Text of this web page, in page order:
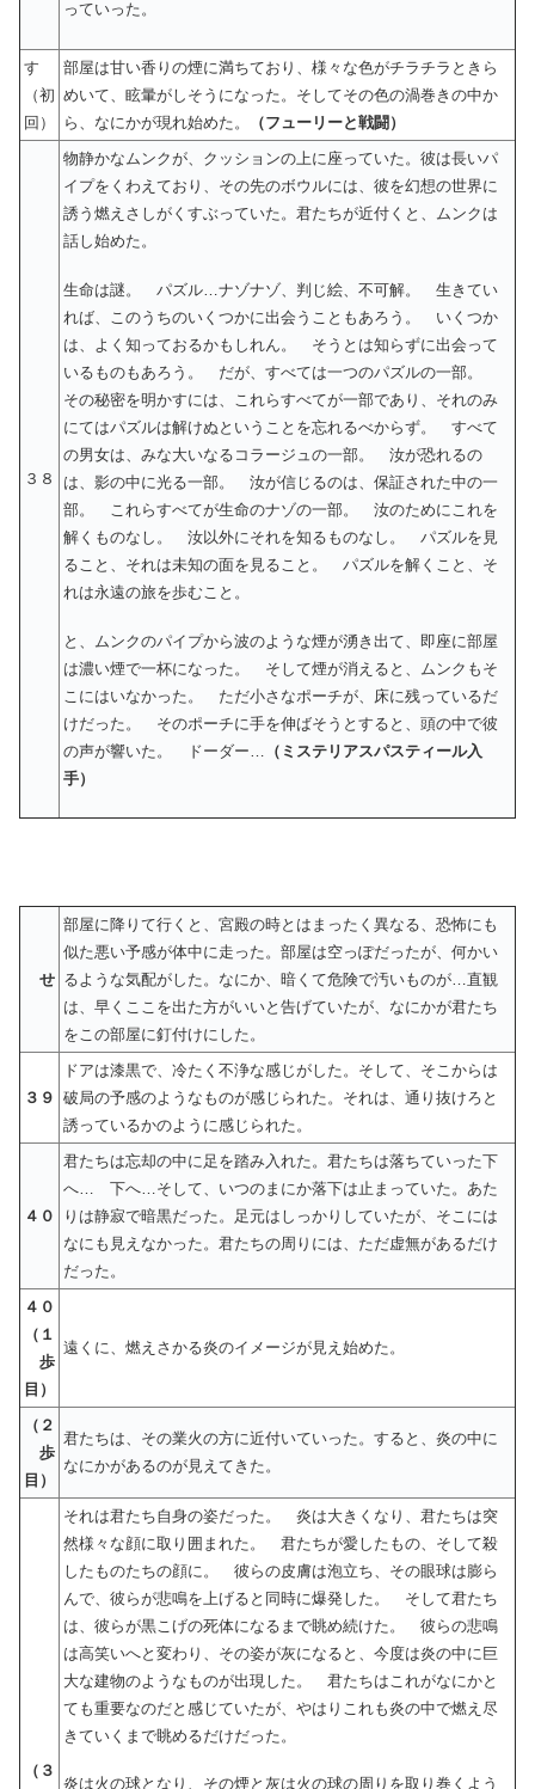
っていった。
す
（初
回）
部屋は甘い香りの煙に満ちており、様々な色がチラチラときら
めいて、眩暈がしそうになった。そしてその色の渦巻きの中か
ら、なにかが現れ始めた。
（フューリーと戦闘）
３８
物静かなムンクが、クッションの上に座っていた。彼は長いパ
イプをくわえており、その先のボウルには、彼を幻想の世界に
誘う燃えさしがくすぶっていた。君たちが近付くと、ムンクは
話し始めた。
生命は謎。 パズル…ナゾナゾ、判じ絵、不可解。 生きてい
れば、このうちのいくつかに出会うこともあろう。 いくつか
は、よく知っておるかもしれん。 そうとは知らずに出会って
いるものもあろう。 だが、すべては一つのパズルの一部。
その秘密を明かすには、これらすべてが一部であり、それのみ
にてはパズルは解けぬということを忘れるべからず。 すべて
の男女は、みな大いなるコラージュの一部。 汝が恐れるの
は、影の中に光る一部。 汝が信じるのは、保証された中の一
部。 これらすべてが生命のナゾの一部。 汝のためにこれを
解くものなし。 汝以外にそれを知るものなし。 パズルを見
ること、それは未知の面を見ること。 パズルを解くこと、そ
れは永遠の旅を歩むこと。
と、ムンクのパイプから波のような煙が湧き出て、即座に部屋
は濃い煙で一杯になった。 そして煙が消えると、ムンクもそ
こにはいなかった。 ただ小さなポーチが、床に残っているだ
けだった。 そのポーチに手を伸ばそうとすると、頭の中で彼
の声が響いた。 ドーダー…
（ミステリアスパスティール入
手）
せ
部屋に降りて行くと、宮殿の時とはまったく異なる、恐怖にも
似た悪い予感が体中に走った。部屋は空っぽだったが、何かい
るような気配がした。なにか、暗くて危険で汚いものが…直観
は、早くここを出た方がいいと告げていたが、なにかが君たち
をこの部屋に釘付けにした。
３９
ドアは漆黒で、冷たく不浄な感じがした。そして、そこからは
破局の予感のようなものが感じられた。それは、通り抜けろと
誘っているかのように感じられた。
４０
君たちは忘却の中に足を踏み入れた。君たちは落ちていった下
へ… 下へ…そして、いつのまにか落下は止まっていた。あた
りは静寂で暗黒だった。足元はしっかりしていたが、そこには
なにも見えなかった。君たちの周りには、ただ虚無があるだけ
だった。
４０
（１
歩
目）
遠くに、燃えさかる炎のイメージが見え始めた。
（２
歩
目）
君たちは、その業火の方に近付いていった。すると、炎の中に
なにかがあるのが見えてきた。
（３
それは君たち自身の姿だった。 炎は大きくなり、君たちは突
然様々な顔に取り囲まれた。 君たちが愛したもの、そして殺
したものたちの顔に。 彼らの皮膚は泡立ち、その眼球は膨ら
んで、彼らが悲鳴を上げると同時に爆発した。 そして君たち
は、彼らが黒こげの死体になるまで眺め続けた。 彼らの悲鳴
は高笑いへと変わり、その姿が灰になると、今度は炎の中に巨
大な建物のようなものが出現した。 君たちはこれがなにかと
ても重要なのだと感じていたが、やはりこれも炎の中で燃え尽
きていくまで眺めるだけだった。
炎は火の球となり、その煙と灰は火の球の周りを取り巻くよう